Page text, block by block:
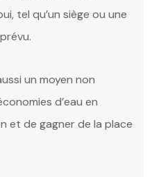
tel qu’un siège ou une
un moyen non
d’eau en
et de gagner de la place